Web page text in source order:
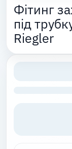
Фітинг
під
Riegler